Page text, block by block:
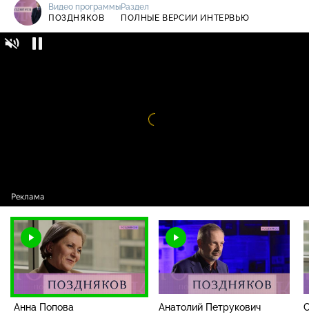
Видео программы
ПОЗДНЯКОВ
Раздел
ПОЛНЫЕ ВЕРСИИ ИНТЕРВЬЮ
Анна Попова Анатолий Петрукович